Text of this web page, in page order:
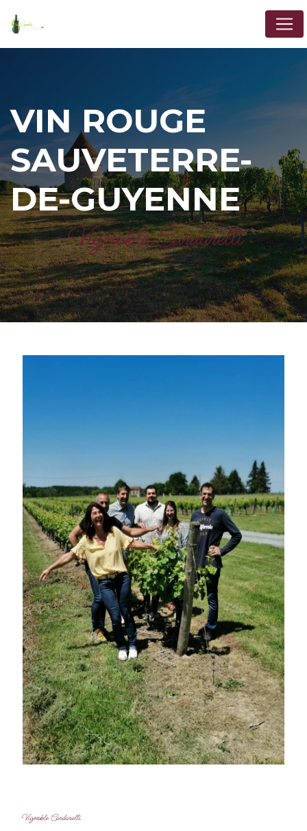
VIN ROUGE
SAUVETERRE-
DE-GUYENNE
Vignoble Cardarelli
Vignoble Cardarelli